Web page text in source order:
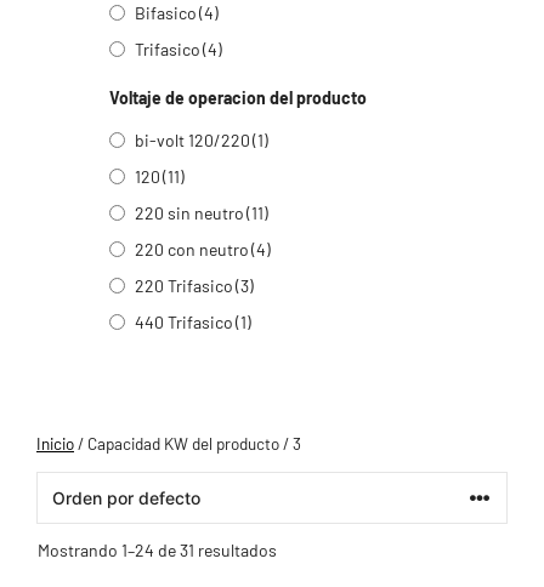
Inicio/ Capacidad KW del producto / 3
Mostrando 1–24 de 31 resultados
Bifasico(4)
Trifasico(4)
Voltaje de operacion del producto
bi-volt 120/220(1)
120(11)
220 sin neutro(11)
220 con neutro(4)
220 Trifasico(3)
440 Trifasico(1)